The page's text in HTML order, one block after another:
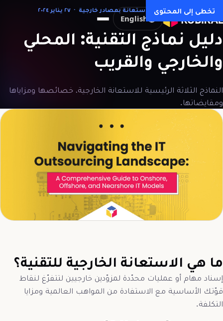
تخطى إلى المحتوى
English
كل المقالات → الاستعانة بمصادر خارجية · ٢٧ يناير ٢٠٢٤
دليل نماذج التقنية: المحلي
والخارجي والقريب
النماذج الثلاثة الرئيسية للاستعانة الخارجية، خصائصها ومزاياها
ومقايضاتها.
ما هي الاستعانة الخارجية للتقنية؟
إسناد مهام أو عمليات محدّدة لمزوّدين خارجيين لتتفرّغ لنقاط
قوّتك الأساسية مع الاستفادة من المواهب العالمية ومزايا
التكلفة.